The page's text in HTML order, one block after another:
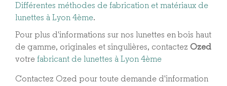
Différentes méthodes de fabrication et matériaux de
lunettes à Lyon 4ème​.
Pour plus d'informations sur nos lunettes en bois haut
de gamme, originales et singulières, contactez Ozed
votre fabricant de lunettes à Lyon 4ème
Contactez Ozed pour toute demande d'information